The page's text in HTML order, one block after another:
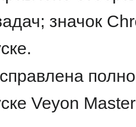
значок
Veyon